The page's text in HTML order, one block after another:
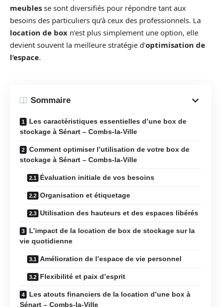
meubles se sont diversifiés pour répondre tant aux
besoins des particuliers qu’à ceux des professionnels. La
location de box n’est plus simplement une option, elle
devient souvent la meilleure stratégie d’optimisation de
l’espace.
Sommaire
Les caractéristiques essentielles d’une box de
stockage à Sénart – Combs-la-Ville
Comment optimiser l’utilisation de votre box de
stockage à Sénart – Combs-la-Ville
Évaluation initiale de vos besoins
Organisation et étiquetage
Utilisation des hauteurs et des espaces libérés
L’impact de la location de box de stockage sur la
vie quotidienne
Amélioration de l’espace de vie personnel
Flexibilité et paix d’esprit
Les atouts financiers de la location d’une box à
Sénart – Combs-la-Ville